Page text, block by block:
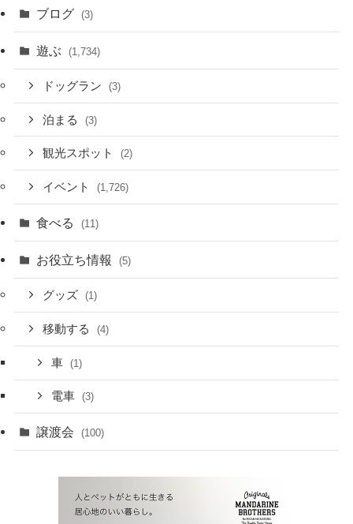
ブログ (3)
遊ぶ (1,734)
ドッグラン (3)
泊まる (3)
観光スポット (2)
イベント (1,726)
食べる (11)
お役立ち情報 (5)
グッズ (1)
移動する (4)
車 (1)
電車 (3)
譲渡会 (100)